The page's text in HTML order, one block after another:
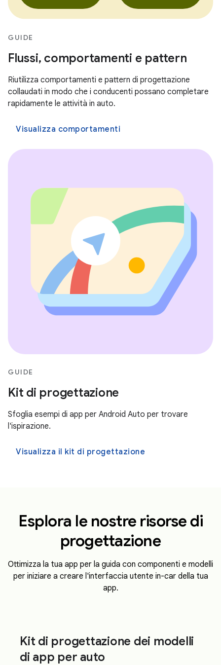
GUIDE
Flussi, comportamenti e pattern
Riutilizza comportamenti e pattern di progettazione
collaudati in modo che i conducenti possano completare
rapidamente le attività in auto.
Visualizza comportamenti
GUIDE
Kit di progettazione
Sfoglia esempi di app per Android Auto per trovare
l'ispirazione.
Visualizza il kit di progettazione
Esplora le nostre risorse di
progettazione
Ottimizza la tua app per la guida con componenti e modelli
per iniziare a creare l'interfaccia utente in-car della tua
app.
Kit di progettazione dei modelli
di app per auto